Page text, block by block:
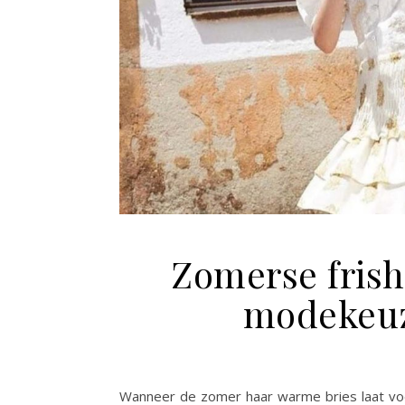
Zomerse
Wanneer de zomer haar warme bries laat